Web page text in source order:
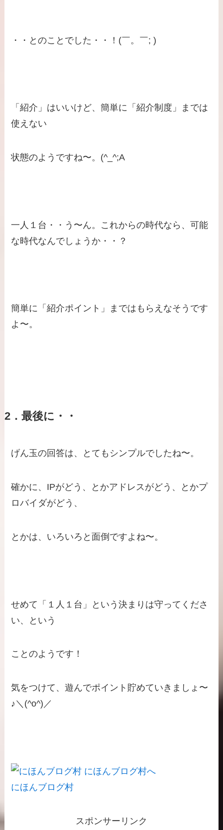
・・とのことでした・・！(￣。￣; )
「紹介」はいいけど、簡単に「紹介制度」までは
使えない
状態のようですね〜。(^_^;A
一人１台・・う〜ん。これからの時代なら、可能
な時代なんでしょうか・・？
簡単に「紹介ポイント」まではもらえなそうです
よ〜。
2．最後に・・
げん玉の回答は、とてもシンプルでしたね〜。
確かに、IPがどう、とかアドレスがどう、とかプ
ロバイダがどう、
とかは、いろいろと面倒ですよね〜。
せめて「１人１台」という決まりは守ってくださ
い、という
ことのようです！
気をつけて、遊んでポイント貯めていきましょ〜
♪＼(^o^)／
にほんブログ村
スポンサーリンク